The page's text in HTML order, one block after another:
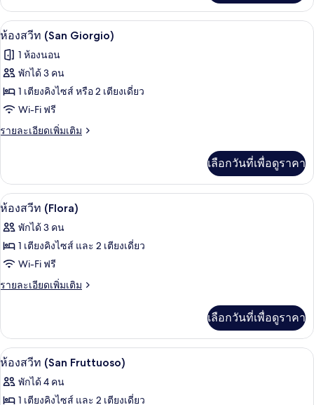
เกี่ยว
กับ
ห้อง
ท
(Glicine)
เปิด
ภาพถ่าย
ทั้งหมด
ของ
ห้อง
สวีท
ห้องสวีท (San Giorgio) | เครื่องนอน
11
ห้องสวีท (San Giorgio)
1 ห้องนอน
พักได้ 3 คน
1 เตียงคิงไซส์ หรือ 2 เตียงเดี่ยว
Wi-Fi ฟรี
รายละเอียดเพิ่มเติม
ราย
เกี่ยว
กับ
ห้อง
ท
(San
เลือกวันที่เพื่อดูราคา
เปิด
ภาพถ่าย
ทั้งหมด
ของ
ห้อง
ห้องสวีท (Flora) | เครื่องนอนป้องกันส
12
ห้องสวีท (Flora)
พักได้ 3 คน
1 เตียงคิงไซส์ และ 2 เตียงเดี่ยว
Wi-Fi ฟรี
รายละเอียดเพิ่มเติม
ราย
เกี่ยว
กับ
ห้อง
ท
(Flora)
เลือกวันที่เพื่อดูราคา
เปิด
ภาพถ่าย
ทั้งหมด
ห้องสวีท (San Fruttuoso) | เครื่องน
9
ห้องสวีท (San Fruttuoso)
พักได้ 4 คน
1 เตียงคิงไซส์ และ 2 เตียงเดี่ยว